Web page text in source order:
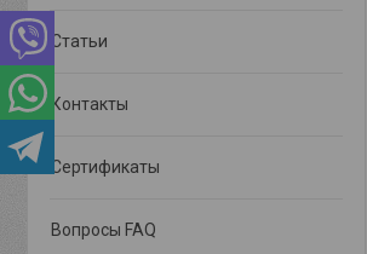
Статьи
Контакты
Сертификаты
Вопросы FAQ